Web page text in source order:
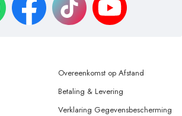
Overeenkomst op Afstand
Betaling & Levering
Verklaring Gegevensbescherming